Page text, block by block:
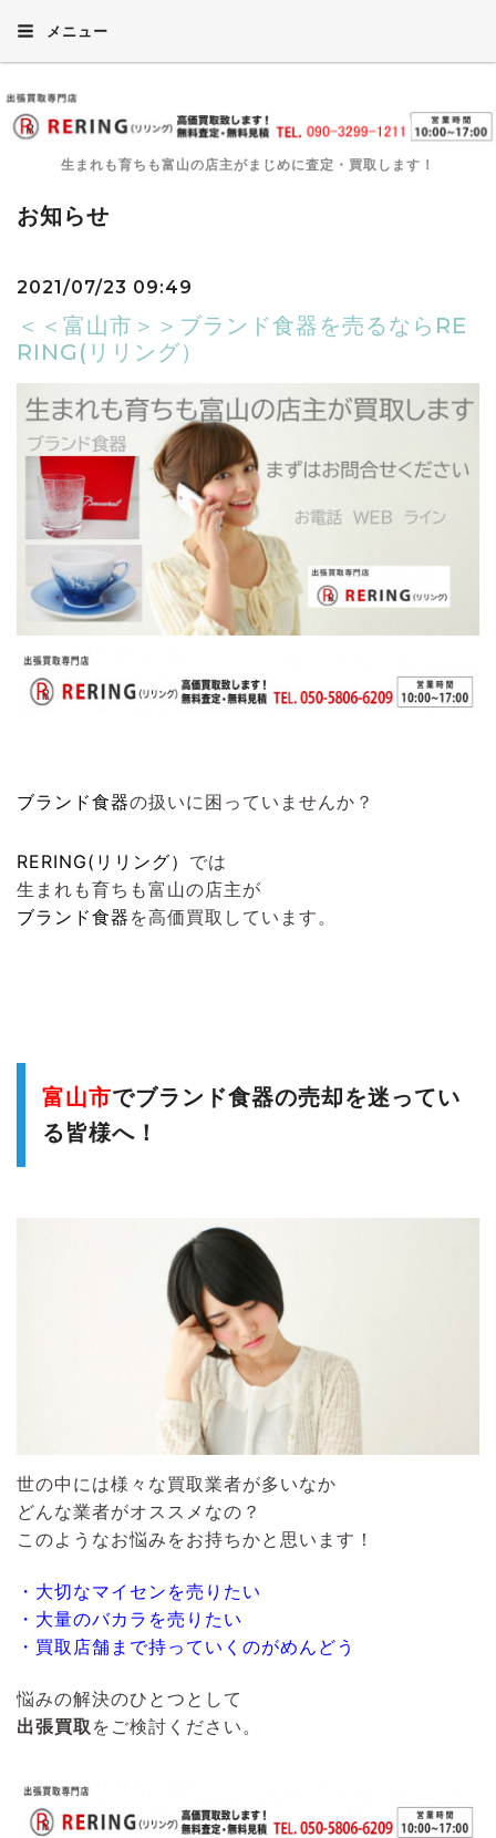
メニュー
生まれも育ちも富山の店主がまじめに査定・買取します！
お知らせ
2021/07/23 09:49
＜＜富山市＞＞ブランド食器を売るならRE
RING(リリング）
ブランド食器の扱いに困っていませんか？
RERING(リリング） では
生まれも育ちも富山の店主が
ブランド食器 を高価買取しています。
富山市でブランド食器の売却を迷ってい
る皆様へ！
世の中には様々な買取業者が多いなか
どんな業者がオススメなの？
このようなお悩みをお持ちかと思います！
・大切なマイセンを売りたい
・大量のバカラを売りたい
・買取店舗まで持っていくのがめんどう
悩みの解決のひとつとして
出張買取 をご検討ください。